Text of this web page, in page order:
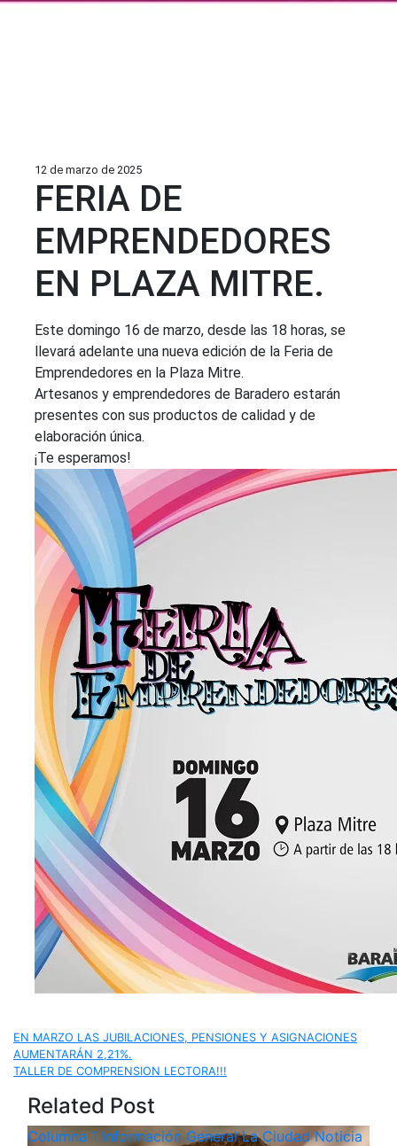
12 de marzo de 2025
FERIA DE
EMPRENDEDORES
EN PLAZA MITRE.
Este domingo 16 de marzo, desde las 18 horas, se
llevará adelante una nueva edición de la Feria de
Emprendedores en la Plaza Mitre.
Artesanos y emprendedores de Baradero estarán
presentes con sus productos de calidad y de
elaboración única.
¡Te esperamos!
Navegación
de
entradas
EN MARZO LAS JUBILACIONES, PENSIONES Y ASIGNACIONES
AUMENTARÁN 2,21%.
TALLER DE COMPRENSION LECTORA!!!
Related Post
Columna 1 Información GeneralLa CiudadNoticia